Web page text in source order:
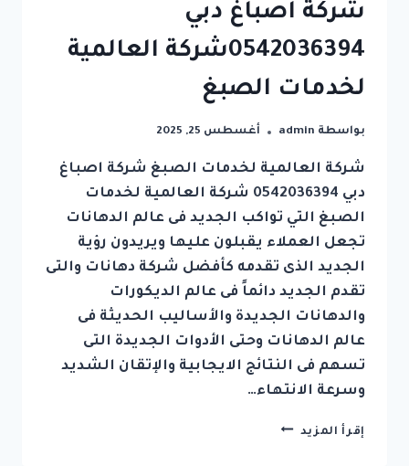
شركة اصباغ دبي
0542036394شركة العالمية
لخدمات الصبغ
بواسطة admin أغسطس 25, 2025
شركة العالمية لخدمات الصبغ شركة اصباغ
دبي 0542036394 شركة العالمية لخدمات
الصبغ التي تواكب الجديد فى عالم الدهانات
تجعل العملاء يقبلون عليها ويريدون رؤية
الجديد الذى تقدمه كأفضل شركة دهانات والتى
تقدم الجديد دائماً فى عالم الديكورات
والدهانات الجديدة والأساليب الحديثة فى
عالم الدهانات وحتى الأدوات الجديدة التى
تسهم فى النتائج الايجابية والإتقان الشديد
وسرعة الانتهاء…
إقرأ المزيد شركة